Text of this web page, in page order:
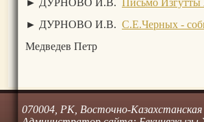
► ДУРНОВО И.В. С.Е.Черных -
Медведев Петр
070004, РК, Восточно-Казахстанская